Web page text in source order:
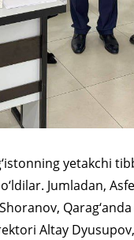
yetakchi
Jumladan,
Altay